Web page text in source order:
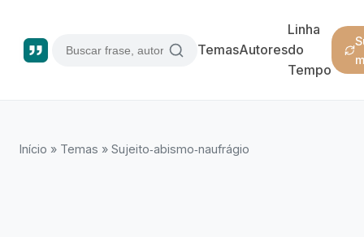
TemasAutores
Linha
do
Tempo
Início » Temas » Sujeito‑abismo‑naufrágio